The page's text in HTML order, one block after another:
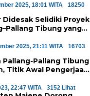
2025, 18:01 WITA
18250
Didesak Selidiki Proyek
Tibung yang
2025, 21:11 WITA
16703
Pallang-Pallang Tibung
Titik Awal Pengerjaan
22:47 WITA 3152 Lihat